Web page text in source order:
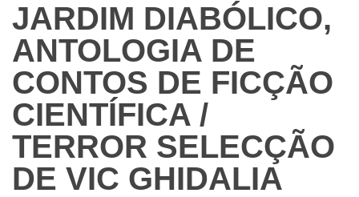
JARDIM DIABÓLICO,
ANTOLOGIA DE
CONTOS DE FICÇÃO
CIENTÍFICA /
TERROR SELECÇÃO
DE VIC GHIDALIA